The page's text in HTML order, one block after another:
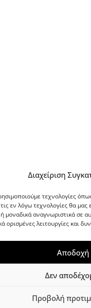
Διαχείριση
τεχνολογίες
εν λόγω τεχνολογίες θα
αναγνωριστικά σε
λειτουργίες και
Αποδοχή
Δεν
Προβολή